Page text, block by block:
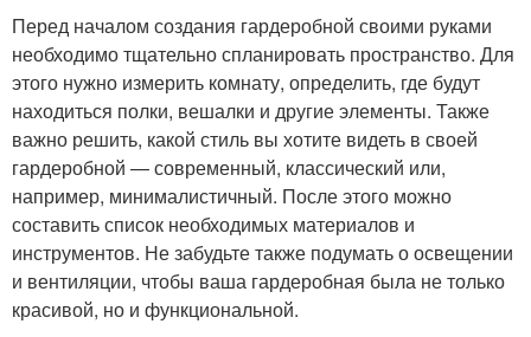
Перед началом создания гардеробной своими руками
необходимо тщательно спланировать пространство. Для
этого нужно измерить комнату, определить, где будут
находиться полки, вешалки и другие элементы. Также
важно решить, какой стиль вы хотите видеть в своей
гардеробной — современный, классический или,
например, минималистичный. После этого можно
составить список необходимых материалов и
инструментов. Не забудьте также подумать о освещении
и вентиляции, чтобы ваша гардеробная была не только
красивой, но и функциональной.